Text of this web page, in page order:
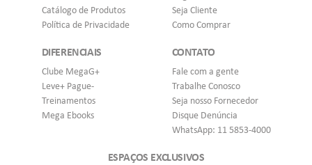
Catálogo de Produtos
Política de Privacidade
Seja Cliente
Como Comprar
DIFERENCIAIS
Clube MegaG+
Leve+ Pague-
Treinamentos
Mega Ebooks
CONTATO
Fale com a gente
Trabalhe Conosco
Seja nosso Fornecedor
Disque Denúncia
WhatsApp: 11 5853-4000
ESPAÇOS EXCLUSIVOS